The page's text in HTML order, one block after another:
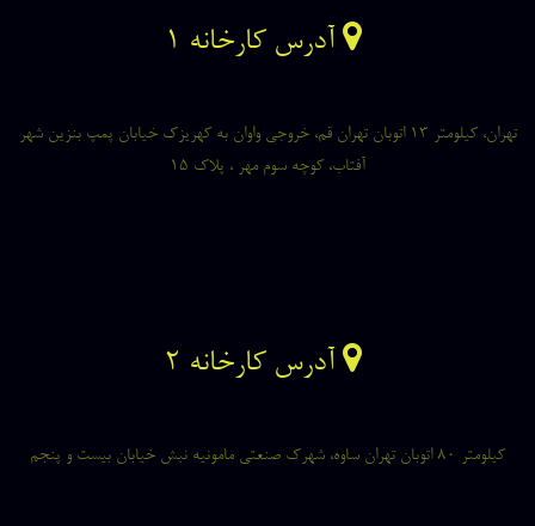
آدرس کارخانه ۱
تهران، کیلومتر ۱۳ اتوبان تهران قم، خروجی واوان به کهریزک خیابان پمپ بنزین شهر
آفتاب، کوچه سوم مهر ، پلاک ۱۵
آدرس کارخانه ۲
کیلومتر ۸۰ اتوبان تهران ساوه، شهرک صنعتی مامونیه نبش خیابان بیست و پنجم